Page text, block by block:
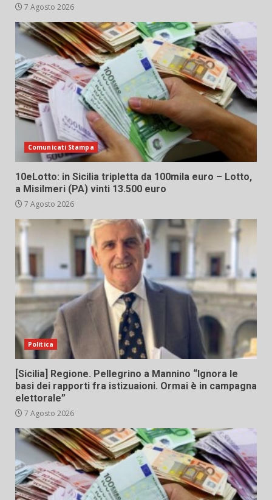
7 Agosto 2026
Comunicati Stampa
10eLotto: in Sicilia tripletta da 100mila euro – Lotto,
a Misilmeri (PA) vinti 13.500 euro
7 Agosto 2026
Politica
[Sicilia] Regione. Pellegrino a Mannino “Ignora le
basi dei rapporti fra istizuaioni. Ormai è in campagna
elettorale”
7 Agosto 2026